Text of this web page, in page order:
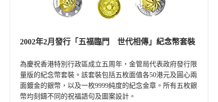
2002年2月發行「五福臨門 世代相傳」紀念幣套裝
為慶祝香港特別行政區成立五周年，金管局代表政府發行限
量版的紀念幣套裝。該套裝包括五枚面值各50港元及圓心兩
面鍍金的銀幣，以及一枚9999純度的紀念金章。所有五枚銀
幣均刻鑄不同的祝福語句及圖案設計。